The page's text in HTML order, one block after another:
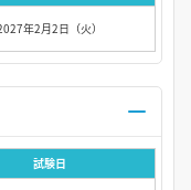
年2月2日（火）
試験日